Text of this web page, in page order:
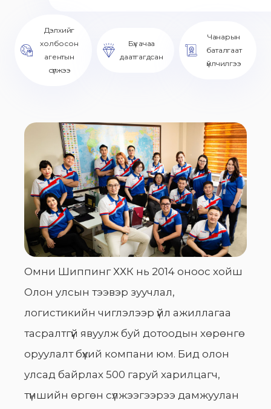
Дэлхийг
холбосон
агентын
сүлжээ
Бүх ачаа
даатгагдсан
Чанарын
баталгаат
үйлчилгээ
Омни Шиппинг ХХК нь 2014 оноос хойш
Олон улсын тээвэр зуучлал,
логистикийн чиглэлээр үйл ажиллагаа
тасралтгүй явуулж буй дотоодын хөрөнгө
оруулалт бүхий компани юм. Бид олон
улсад байрлах 500 гаруй харилцагч,
түншийн өргөн сүлжээгээрээ дамжуулан